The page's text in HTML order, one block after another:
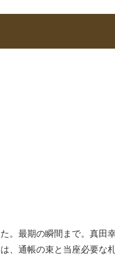
。最期の瞬間まで。真田
、通帳の束と当座必要な